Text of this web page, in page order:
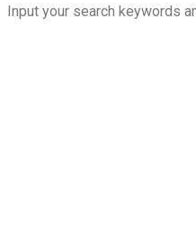
Input your search keywords